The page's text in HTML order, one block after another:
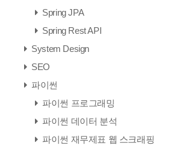
Spring JPA
Spring Rest API
System Design
SEO
파이썬
파이썬 프로그래밍
파이썬 데이터 분석
파이썬 재무제표 웹 스크래핑